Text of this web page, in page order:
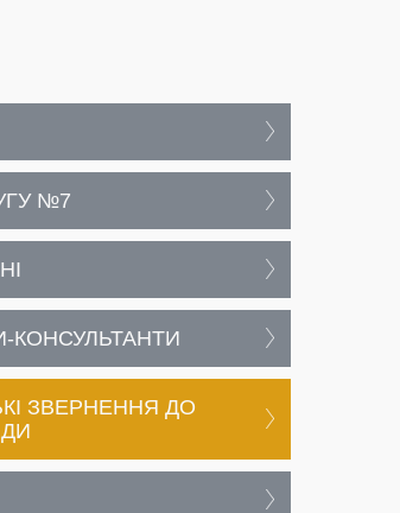
№7
КОНСУЛЬТАНТИ
ЗВЕРНЕННЯ ДО